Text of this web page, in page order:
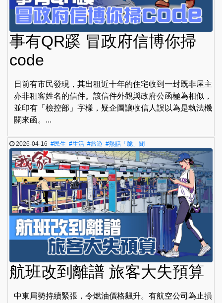
事有QR蹊 冒政府信博你掃
code
日前有市民發現，其出租近十年的住宅收到一封既非屋主
亦非租客姓名的信件。該信件外觀與政府公函極為相似，
並印有「檢控部」字樣，疑企圖讓收信人誤以為是執法機
關來函。...
2026-04-16#民生 #生活 #旅遊 #熱話「脆」聞
航班改到離譜 旅客大失預算
中東局勢持續緊張，令燃油價格飆升。有航空公司為止損